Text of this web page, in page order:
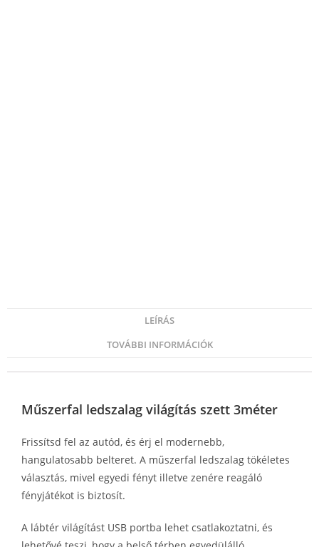
LEÍRÁS
TOVÁBBI INFORMÁCIÓK
Műszerfal ledszalag világítás szett 3méter
Frissítsd fel az autód, és érj el modernebb,
hangulatosabb belteret. A műszerfal ledszalag tökéletes
választás, mivel egyedi fényt illetve zenére reagáló
fényjátékot is biztosít.
A lábtér világítást USB portba lehet csatlakoztatni, és